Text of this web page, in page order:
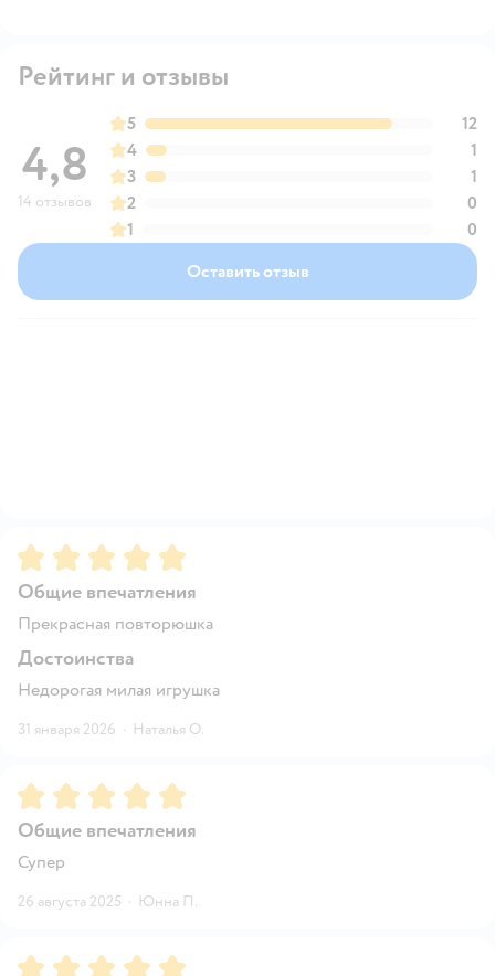
Рейтинг и отзывы
4,8
14 отзывов
5
12
4
1
3
1
2
0
1
0
Оставить отзыв
Рейтинг:5
Общие впечатления
Прекрасная повторюшка
Достоинства
Недорогая милая игрушка
31 января 2026 · Наталья О.
Рейтинг:5
Общие впечатления
Супер
26 августа 2025 · Юнна П.
Рейтинг:5